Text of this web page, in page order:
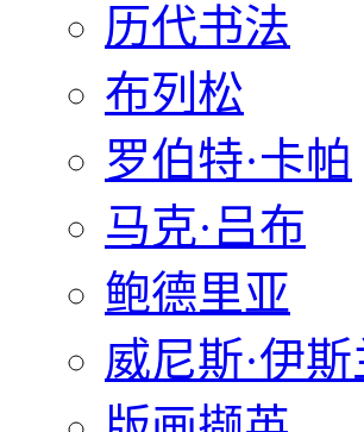
历代书法
布列松
罗伯特·卡帕
马克·吕布
鲍德里亚
威尼斯·伊斯